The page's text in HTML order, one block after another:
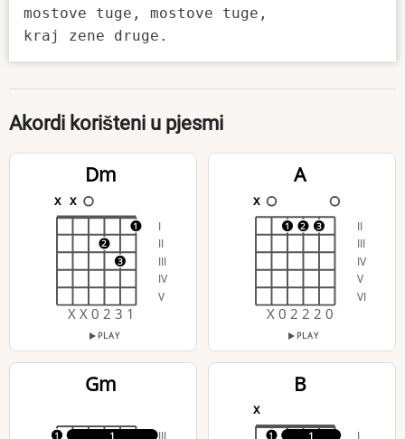
mostove tuge, mostove tuge,
Akordi korišteni u pjesmi
Dm
x x
I
II
III
IV
V
2
3
1
X X 0 2 3 1
PLAY
A
x
II
III
IV
V
VI
1 2 3
X 0 2 2 2 0
PLAY
Gm
III
1
1
B
x
I
1
1